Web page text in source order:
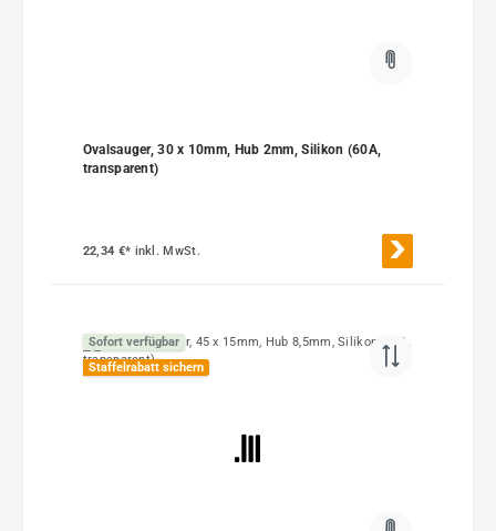
Ovalsauger, 30 x 10mm, Hub 2mm, Silikon (60A,
transparent)
22,34 €* inkl. MwSt.
Sofort verfügbar
Staffelrabatt sichern